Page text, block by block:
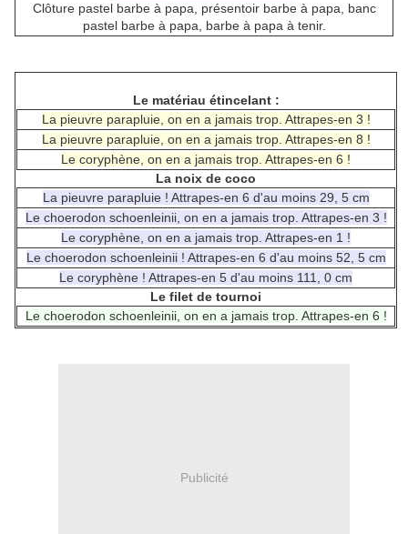
Clôture pastel barbe à papa, présentoir barbe à papa, banc
pastel barbe à papa, barbe à papa à tenir.
Le matériau étincelant :
La pieuvre parapluie, on en a jamais trop. Attrapes-en 3 !
La pieuvre parapluie, on en a jamais trop. Attrapes-en 8 !
Le coryphène, on en a jamais trop. Attrapes-en 6 !
La noix de coco
La pieuvre parapluie ! Attrapes-en 6 d'au moins 29, 5 cm
Le choerodon schoenleinii, on en a jamais trop. Attrapes-en 3 !
Le coryphène, on en a jamais trop. Attrapes-en 1 !
Le choerodon schoenleinii ! Attrapes-en 6 d'au moins 52, 5 cm
Le coryphène ! Attrapes-en 5 d'au moins 111, 0 cm
Le filet de tournoi
Le choerodon schoenleinii, on en a jamais trop. Attrapes-en 6 !
Publicité